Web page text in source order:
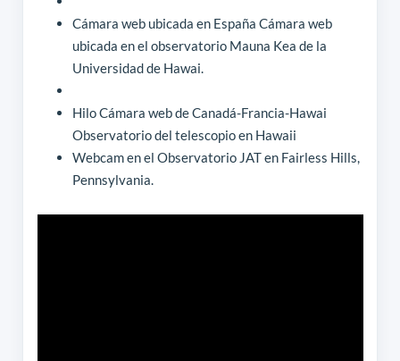
Cámara web ubicada en España Cámara web
ubicada en el observatorio Mauna Kea de la
Universidad de Hawai.
Hilo Cámara web de Canadá-Francia-Hawai
Observatorio del telescopio en Hawaii
Webcam en el Observatorio JAT en Fairless Hills,
Pennsylvania.